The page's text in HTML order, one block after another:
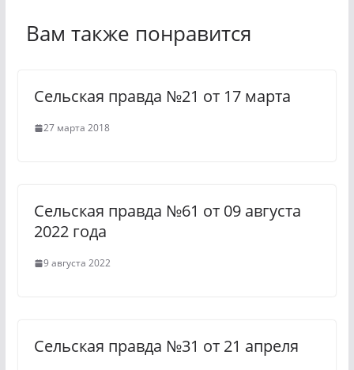
s
i
k
r
Вам также понравится
Сельская правда №21 от 17 марта
27 марта 2018
Сельская правда №61 от 09 августа
2022 года
9 августа 2022
Сельская правда №31 от 21 апреля